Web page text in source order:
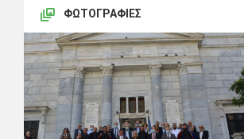
ΦΩΤΟΓΡΑΦΊΕΣ